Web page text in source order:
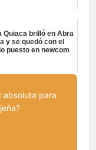
Quiaca brilló en Abra
y se quedó con el
puesto en newcom
absoluta para